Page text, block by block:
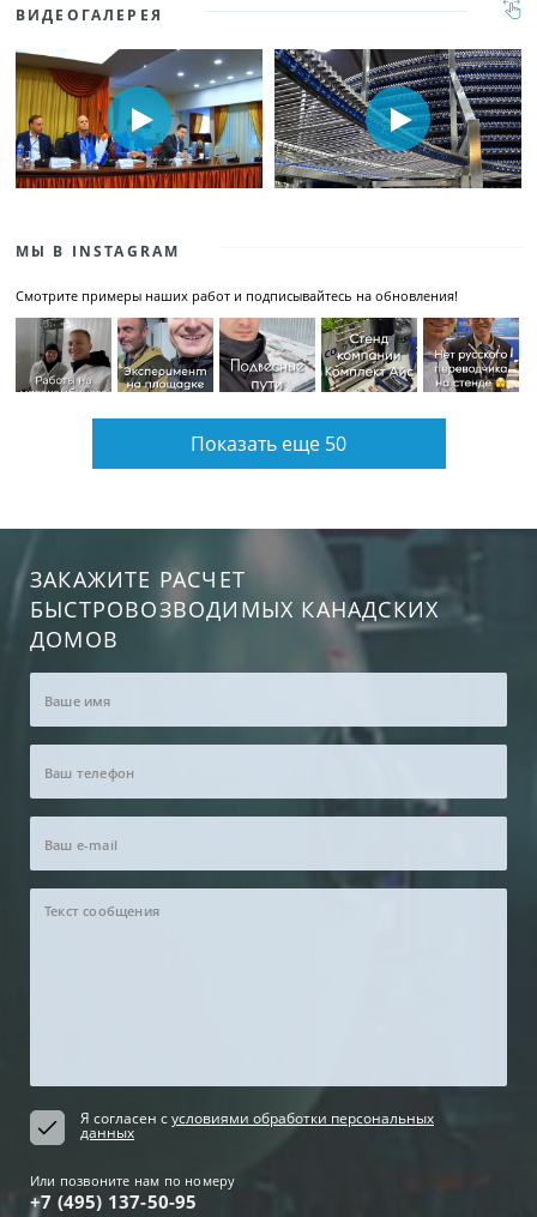
ВИДЕОГАЛЕРЕЯ
МЫ В INSTAGRAM
Смотрите примеры наших работ и подписывайтесь на обновления!
Показать еще 50
ЗАКАЖИТЕ РАСЧЕТ
БЫСТРОВОЗВОДИМЫХ КАНАДСКИХ
ДОМОВ
Я согласен сусловиями обработки персональных
данных
Или позвоните нам по номеру
+7 (495) 137-50-95